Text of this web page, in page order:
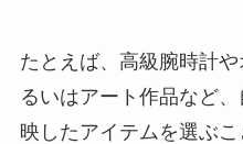
たとえば、高級腕時計
るいはアート作品など
映したアイテムを選ぶ